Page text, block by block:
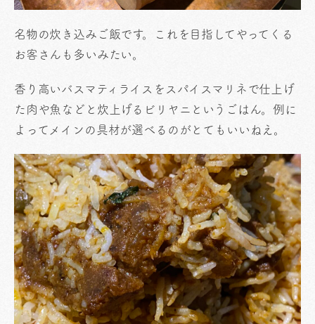
名物の炊き込みご飯です。これを目指してやってくる
お客さんも多いみたい。
香り高いバスマティライスをスパイスマリネで仕上げ
た肉や魚などと炊上げるビリヤニというごはん。例に
よってメインの具材が選べるのがとてもいいねえ。